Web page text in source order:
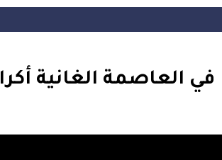
العاصمة الغانية أكرا